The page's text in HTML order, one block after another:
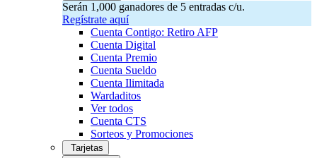
Serán 1,000 ganadores de 5 entradas c/u.
Regístrate aquí
Cuenta Contigo: Retiro AFP
Cuenta Digital
Cuenta Premio
Cuenta Sueldo
Cuenta Ilimitada
Wardaditos
Ver todos
Cuenta CTS
Sorteos y Promociones
Tarjetas